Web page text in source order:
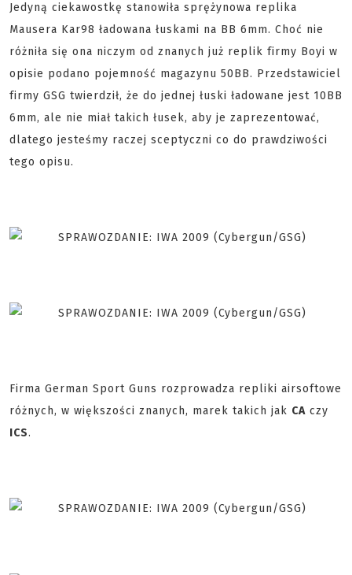
Jedyną ciekawostkę stanowiła sprężynowa replika
Mausera Kar98 ładowana łuskami na BB 6mm. Choć nie
różniła się ona niczym od znanych już replik firmy Boyi w
opisie podano pojemność magazynu 50BB. Przedstawiciel
firmy GSG twierdził, że do jednej łuski ładowane jest 10BB
6mm, ale nie miał takich łusek, aby je zaprezentować,
dlatego jesteśmy raczej sceptyczni co do prawdziwości
tego opisu.
Firma German Sport Guns rozprowadza repliki airsoftowe
różnych, w większości znanych, marek takich jak CA czy
ICS.